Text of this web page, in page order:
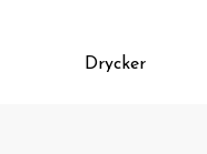
Drycker